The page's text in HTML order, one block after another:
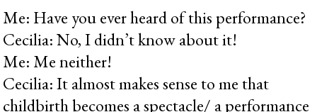
Me: Have you ever heard of this performance?
Cecilia: No, I didn’t know about it!
Me: Me neither!
Cecilia: It almost makes sense to me that
childbirth becomes a spectacle/ a performance